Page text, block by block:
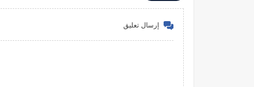
إرسال تعليق